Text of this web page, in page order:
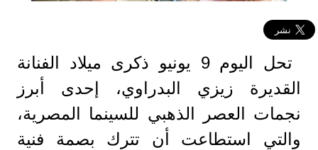
تحل اليوم 9 يونيو ذكرى ميلاد الفنانة
القديرة زيزي البدراوي، إحدى أبرز
نجمات العصر الذهبي للسينما المصرية،
والتي استطاعت أن تترك بصمة فنية